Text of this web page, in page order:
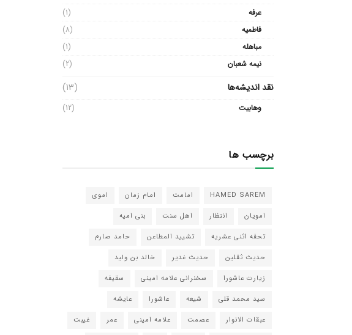
عرفه
(1)
فاطمیه
(8)
مباهله
(1)
نیمه شعبان
(2)
نقد اندیشه‌ها (13)
وهابیت (12)
برچسب ها
HAMED SAREM امامت امام زمان
اموی
امویان
انتظار اهل سنت
بنی امیه
تحفه اثنی عشریه
تشیید المطاعن
حامد صارم
حدیث ثقلین
حدیث غدیر
خالد بن ولید
زیارت عاشورا
سخنرانی علامه امینی
سقیفه
سید محمد قلی
شیعه عاشورا
عایشه
عبقات الانوار
عصمت علامه امینی عمر
غیبت